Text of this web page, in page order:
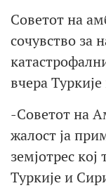
Советот на
сочувство за
вчера
-Советот на
жалост ја
земјотрес
Туркије и